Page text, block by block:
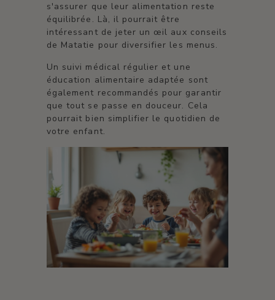
s'assurer que leur alimentation reste
équilibrée. Là, il pourrait être
intéressant de jeter un œil aux conseils
de Matatie pour diversifier les menus.
Un suivi médical régulier et une
éducation alimentaire adaptée sont
également recommandés pour garantir
que tout se passe en douceur. Cela
pourrait bien simplifier le quotidien de
votre enfant.